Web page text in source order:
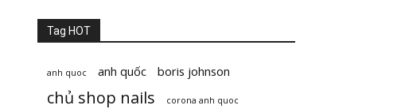
Tag HOT
anh quoc anh quốc boris johnson
chủ shop nails corona anh quoc